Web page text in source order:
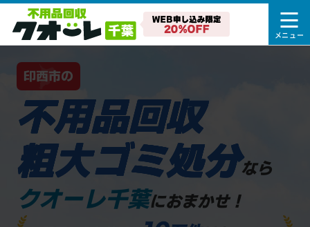
印西市の
不用品回収
粗大ゴミ処分なら
クオーレ千葉におまかせ！